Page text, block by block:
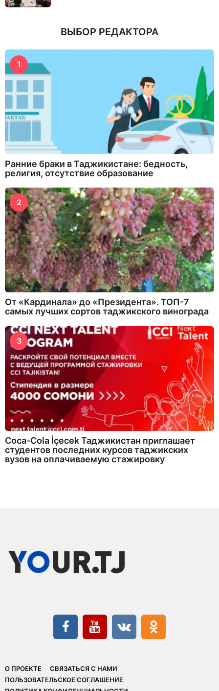
ВЫБОР РЕДАКТОРА
1
Ранние браки в Таджикистане: бедность,
религия, отсутствие образование
2
От «Кардинала» до «Президента». ТОП-7
самых лучших сортов таджикского винограда
3
Coca-Cola İçecek Таджикистан приглашает
студентов последних курсов таджикских
вузов на оплачиваемую стажировку
О ПРОЕКТЕ
СВЯЗАТЬСЯ С НАМИ
ПОЛЬЗОВАТЕЛЬСКОЕ СОГЛАШЕНИЕ